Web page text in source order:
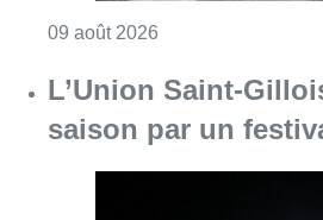
09 août 2026
L’Union Saint-
saison par un